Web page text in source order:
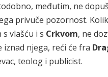
međutim, ne
privuče pozornost.
vlašću i s Crkvom, ne
iznad njega, reći će fra
teolog i publicist.